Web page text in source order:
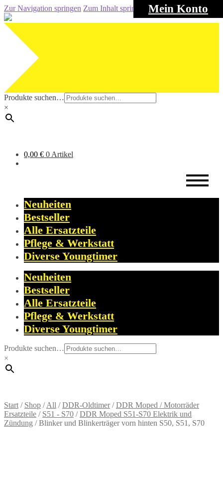
Mein Konto
Zur Navigation springen Zum Inhalt springen
Produkte suchen…
×
0,00 € 0 Artikel
Neuheiten
Bestseller
Alle Ersatzteile
Pflege & Werkstatt
Diverse Youngtimer
Neuheiten
Bestseller
Alle Ersatzteile
Pflege & Werkstatt
Diverse Youngtimer
Produkte suchen…
×
Start / Shop /All /DDR-Oldtimer/DDR Moped / Motorräder
Ersatzteile / S51 - S70 /DDR Moped S51-S70 Elektrik und
Zündung /Blinker und Blinkerträger vorn hinten S50, S51, S70